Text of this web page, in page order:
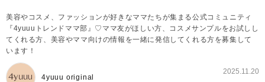
美容やコスメ、ファッションが好きなママたちが集まる公式コミュニティ
『4yuuuトレンドママ部』♡ママ友がほしい方、コスメサンプルをお試しし
てくれる方、美容やママ向けの情報を一緒に発信してくれる方を募集して
います！
4yuuu original
2025.11.20